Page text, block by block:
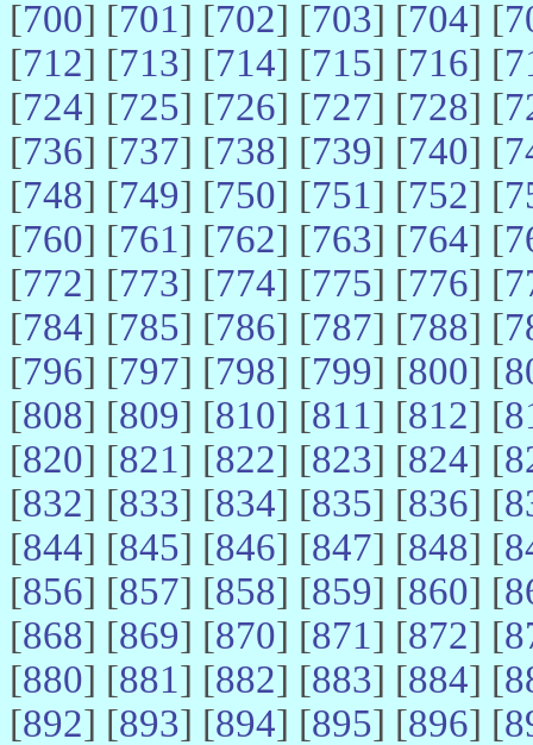
[700] [701] [702] [703] [704] [
[712] [713] [714] [715] [716] [
[724] [725] [726] [727] [728] [
[736] [737] [738] [739] [740] [
[748] [749] [750] [751] [752] [
[760] [761] [762] [763] [764] [
[772] [773] [774] [775] [776] [
[784] [785] [786] [787] [788] [
[796] [797] [798] [799] [800] [
[808] [809] [810] [811] [812] [
[820] [821] [822] [823] [824] [
[832] [833] [834] [835] [836] [
[844] [845] [846] [847] [848] [
[856] [857] [858] [859] [860] [
[868] [869] [870] [871] [872] [
[880] [881] [882] [883] [884] [
[892] [893] [894] [895] [896] [